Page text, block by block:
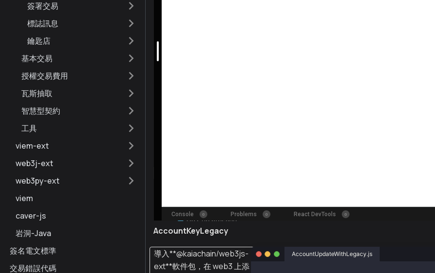
簽署交易
標誌訊息
鑰匙店
基本交易
授權交易費用
瓦斯抽取
智慧型契約
工具
viem-ext
web3j-ext
web3py-ext
viem
caver-js
岩洞-Java
簽名電文標準
交易錯誤代碼
AccountKeyLegacy
導入**@kaiachain/web3js-
ext**軟件包，在 web3 上添
AccountUpdateWithLegacy.js